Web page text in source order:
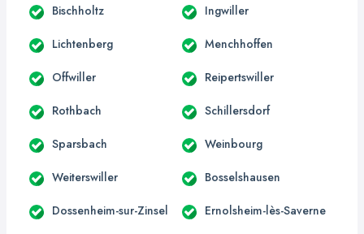
Bischholtz Ingwiller
Lichtenberg Menchhoffen
Offwiller Reipertswiller
Rothbach Schillersdorf
Sparsbach Weinbourg
Weiterswiller Bosselshausen
Dossenheim-sur-Zinsel Ernolsheim-lès-Saverne